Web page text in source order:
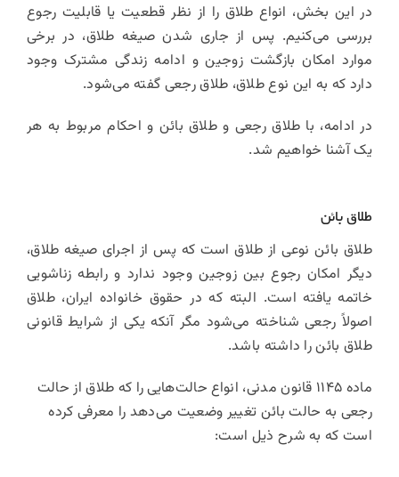
در این بخش، انواع طلاق را از نظر قطعیت یا قابلیت رجوع
بررسی می‌کنیم. پس از جاری شدن صیغه طلاق، در برخی
موارد امکان بازگشت زوجین و ادامه زندگی مشترک وجود
دارد که به این نوع طلاق، طلاق رجعی گفته می‌شود.
در ادامه، با طلاق رجعی و طلاق بائن و احکام مربوط به هر
یک آشنا خواهیم شد.
طلاق بائن
طلاق بائن نوعی از طلاق است که پس از اجرای صیغه طلاق،
دیگر امکان رجوع بین زوجین وجود ندارد و رابطه زناشویی
خاتمه یافته است. البته که در حقوق خانواده ایران، طلاق
اصولاً رجعی شناخته می‌شود مگر آنکه یکی از شرایط قانونی
طلاق بائن را داشته باشد.
ماده ۱۱۴۵ قانون مدنی، انواع حالت‌هایی را که طلاق از حالت
رجعی به حالت بائن تغییر وضعیت می‌دهد را معرفی کرده
است که به شرح ذیل است: